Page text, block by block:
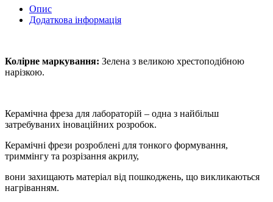
Опис
Додаткова інформація
Колірне маркування: Зелена з великою хрестоподібною
нарізкою.
Керамічна фреза для лабораторій – одна з найбільш
затребуваних іноваційних розробок.
Керамічні фрези розроблені для тонкого формування,
триммінгу та розрізання акрилу,
вони захищають матеріал від пошкоджень, що викликаються
нагріванням.